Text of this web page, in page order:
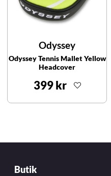
Odyssey
Odyssey Tennis Mallet Yellow
Headcover
399 kr
Butik